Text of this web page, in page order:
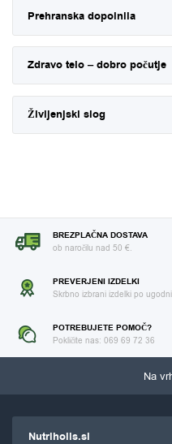
Prehranska dopolnila
Zdravo telo – dobro počutje
Življenjski slog
BREZPLAČNA DOSTAVA
ob naročilu nad 50 €.
PREVERJENI IZDELKI
Skrbno izbrani izdelki po
POTREBUJETE POMOČ?
Pokličite nas: 069 69 72 36
Na
Nutriholis.si